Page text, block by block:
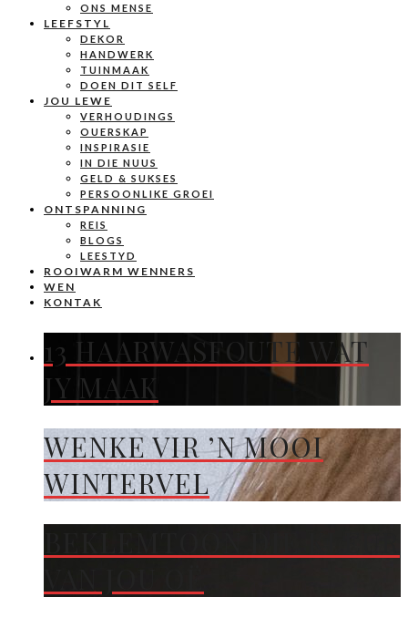
ONS MENSE
LEEFSTYL
DEKOR
HANDWERK
TUINMAAK
DOEN DIT SELF
JOU LEWE
VERHOUDINGS
OUERSKAP
INSPIRASIE
IN DIE NUUS
GELD & SUKSES
PERSOONLIKE GROEI
ONTSPANNING
REIS
BLOGS
LEESTYD
ROOIWARM WENNERS
WEN
KONTAK
13 HAARWASFOUTE WAT
JY MAAK
WENKE VIR ’N MOOI
WINTERVEL